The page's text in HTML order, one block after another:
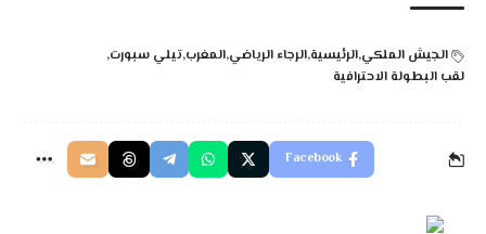
الجيش الملكيالرئيسيةالرجاء الرياضيالمغربتيلي سبورت
لقب البطولة الاحترافية
Facebook